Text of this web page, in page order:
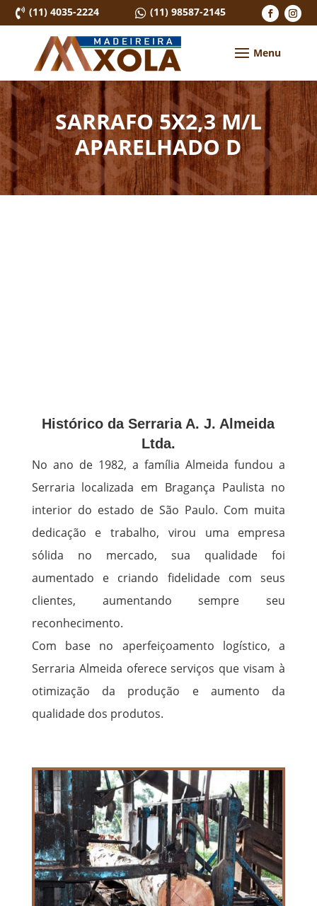
 (11) 4035-2224  (11) 98587-2145
SARRAFO 5X2,3 M/L
APARELHADO D
Histórico da Serraria A. J. Almeida
Ltda.
No ano de 1982, a família Almeida fundou a
Serraria localizada em Bragança Paulista no
interior do estado de São Paulo. Com muita
dedicação e trabalho, virou uma empresa
sólida no mercado, sua qualidade foi
aumentado e criando fidelidade com seus
clientes, aumentando sempre seu
reconhecimento.
Com base no aperfeiçoamento logístico, a
Serraria Almeida oferece serviços que visam à
otimização da produção e aumento da
qualidade dos produtos.